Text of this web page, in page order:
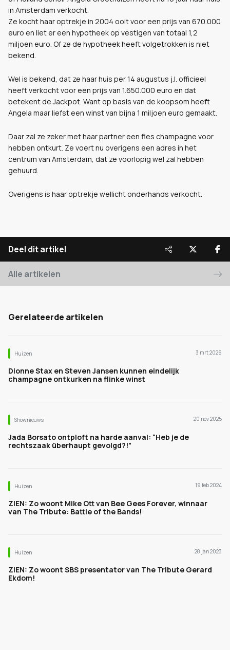
in Amsterdam verkocht.
Ze kocht haar optrekje in 2004 ooit voor een prijs van 670.000
euro en liet er een hypotheek op vestigen van totaal 1,2
miljoen euro. Of ze de hypotheek heeft volgetrokken is niet
bekend.
Wel is bekend, dat ze haar huis per 14 augustus j.l. officieel
heeft verkocht voor een prijs van 1.650.000 euro en dat
betekent de Jackpot. Want op basis van de koopsom heeft
Angela maar liefst een winst van bijna 1 miljoen euro gemaakt.
Daar zal ze zeker met haar partner een fles champagne voor
hebben ontkurt. Ze voert nu overigens een adres in het
centrum van Amsterdam, dat ze voorlopig wel zal hebben
gehuurd.
Overigens is haar optrekje wellicht onderhands verkocht.
Deel dit artikel
Alle artikelen
Gerelateerde artikelen
Huizen 3 mrt 2026
Dionne Stax en Steven Jansen kunnen eindelijk
champagne ontkurken na flinke winst
Shownieuws 20 nov 2025
Jada Borsato ontploft na harde aanval: “Heb je de
rechtszaak überhaupt gevolgd?!”
Huizen 19 feb 2024
ZIEN: Zo woont Mike Ott van Bee Gees Forever, winnaar
van The Tribute: Battle of the Bands!
Huizen 28 jan 2023
ZIEN: Zo woont SBS presentator van The Tribute Gerard
Ekdom!